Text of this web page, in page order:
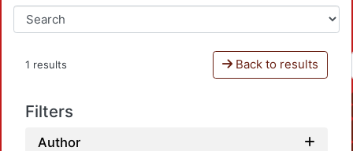
1 results Back to results
Filters
Author